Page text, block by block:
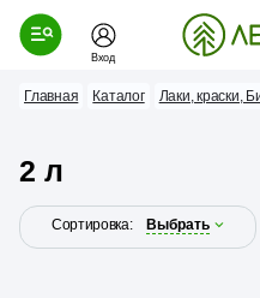
Вход
Главная Каталог Лаки, краски,
2 л
Сортировка: Выбрать